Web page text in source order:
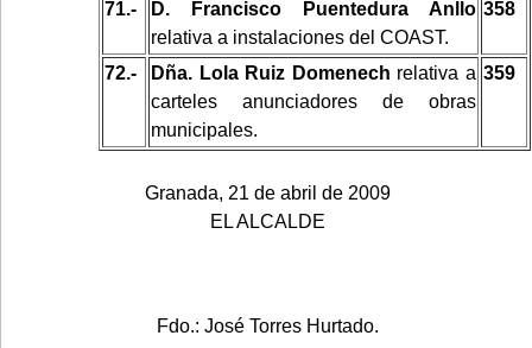
71.-
D. Francisco Puentedura Anllo
relativa a instalaciones del COAST.
358
72.- Dña. Lola Ruiz Domenech relativa a
carteles anunciadores de obras
municipales.
359
Granada, 21 de abril de 2009
EL ALCALDE
Fdo.: José Torres Hurtado.